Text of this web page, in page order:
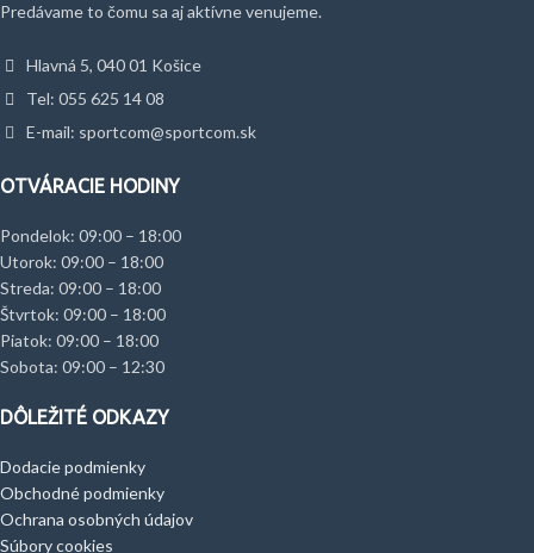
Predávame to čomu sa aj aktívne venujeme.
Hlavná 5, 040 01 Košice
Tel: 055 625 14 08
E-mail: sportcom@sportcom.sk
OTVÁRACIE HODINY
Pondelok: 09:00 – 18:00
Utorok: 09:00 – 18:00
Streda: 09:00 – 18:00
Štvrtok: 09:00 – 18:00
Piatok: 09:00 – 18:00
Sobota: 09:00 – 12:30
DÔLEŽITÉ ODKAZY
Dodacie podmienky
Obchodné podmienky
Ochrana osobných údajov
Súbory cookies